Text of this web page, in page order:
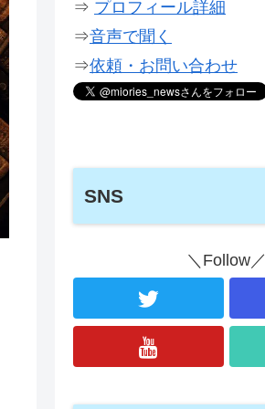
⇒ プロフィール詳細
⇒音声で聞く
⇒依頼・お問い合わせ
SNS
＼Follow／